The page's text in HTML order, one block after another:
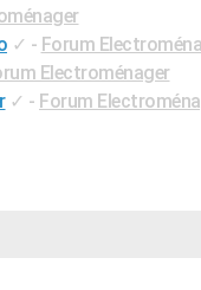
✓ - Forum
Electroménager
✓ - Forum